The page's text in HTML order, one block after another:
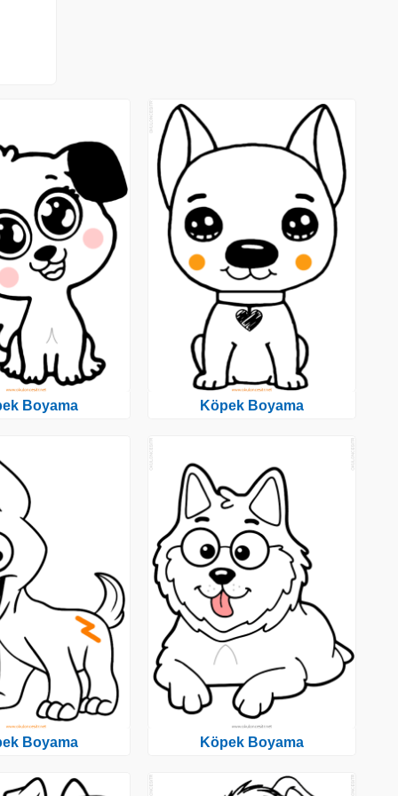
Boyama
Boyama
Köpek Boyama
Köpek Boyama